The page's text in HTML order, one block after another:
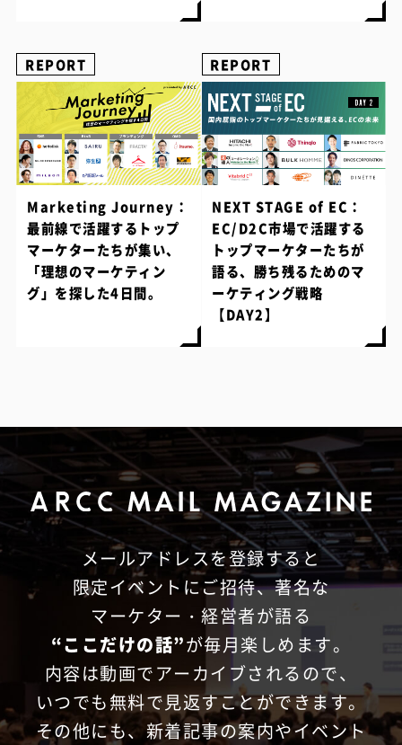
REPORT
Marketing Journey：
最前線で活躍するトップ
マーケターたちが集い、
「理想のマーケティン
グ」を探した4日間。
REPORT
NEXT STAGE of EC：
EC/D2C市場で活躍する
トップマーケターたちが
語る、勝ち残るためのマ
ーケティング戦略
【DAY2】
メールアドレスを登録すると
限定イベントにご招待、著名な
マーケター・経営者が語る
“ここだけの話”が毎月楽しめます。
内容は動画でアーカイブされるので、
いつでも無料で見返すことができます。
その他にも、新着記事の案内やイベント